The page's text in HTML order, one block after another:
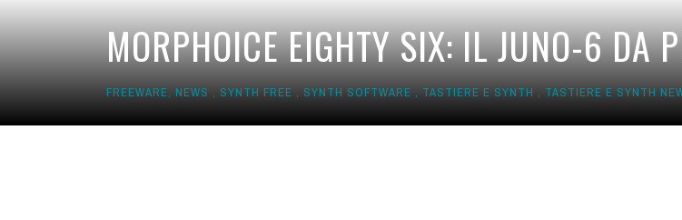
MORPHOICE EIGHTY SIX: IL JUNO-6 DA
FREEWARE, NEWS , SYNTH FREE , SYNTH SOFTWARE , TASTIERE E SYNTH , TASTIERE E SYNTH